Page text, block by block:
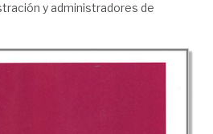
y administradores de